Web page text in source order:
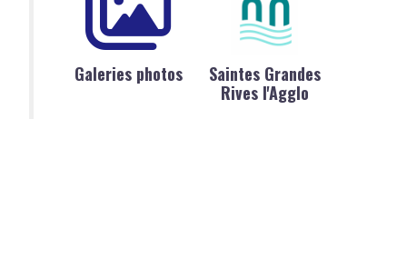
Galeries photos
Saintes Grandes
Rives l'Agglo